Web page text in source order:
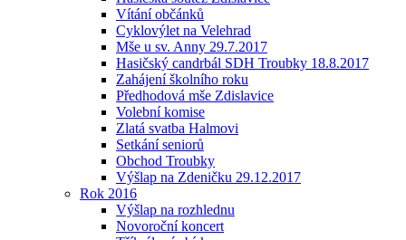
Vítání občánků
Cyklovýlet na Velehrad
Mše u sv. Anny 29.7.2017
Hasičský candrbál SDH Troubky 18.8.2017
Zahájení školního roku
Předhodová mše Zdislavice
Volební komise
Zlatá svatba Halmovi
Setkání seniorů
Obchod Troubky
Výšlap na Zdeničku 29.12.2017
Rok 2016
Výšlap na rozhlednu
Novoroční koncert